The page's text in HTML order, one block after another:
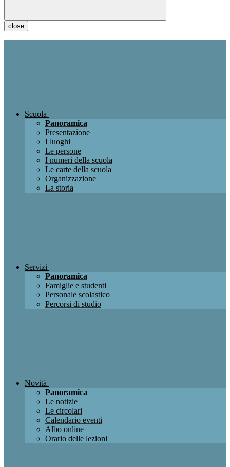
close
Scuola
Panoramica
Presentazione
I luoghi
Le persone
I numeri della scuola
Le carte della scuola
Organizzazione
La storia
Servizi
Panoramica
Famiglie e studenti
Personale scolastico
Percorsi di studio
Novità
Panoramica
Le notizie
Le circolari
Calendario eventi
Albo online
Orario delle lezioni